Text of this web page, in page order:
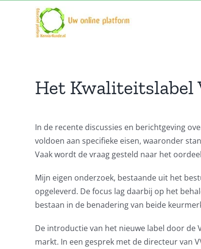
Het Kwaliteitslabel
In de recente discussies en berichtgeving
voldoen aan specifieke eisen, waaronder
Vaak wordt de vraag gesteld naar het
Mijn eigen onderzoek, bestaande uit het
opgeleverd. De focus lag daarbij op het
bestaan in de benadering van beide
De introductie van het nieuwe label door de
markt. In een gesprek met de directeur van